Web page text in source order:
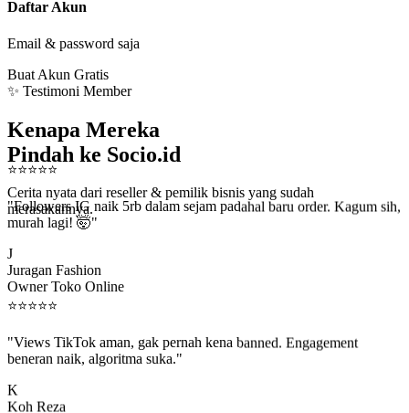
Daftar Akun
Email & password saja
Buat Akun Gratis
✨ Testimoni Member
Kenapa Mereka
Pindah ke Socio.id
Cerita nyata dari reseller & pemilik bisnis yang sudah
merasakannya.
⭐⭐⭐⭐⭐
"Followers IG naik 5rb dalam sejam padahal baru order. Kagum sih,
murah lagi! 🤯"
Juragan Fashion
Owner Toko Online
⭐⭐⭐⭐ ⭐
beneran naik, algoritma suka."
Koh Reza